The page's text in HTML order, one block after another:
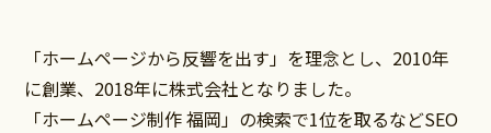
「ホームページから反響を出す」を理念とし、2010年
に創業、2018年に株式会社となりました。
「ホームページ制作 福岡」の検索で1位を取るなどSEO